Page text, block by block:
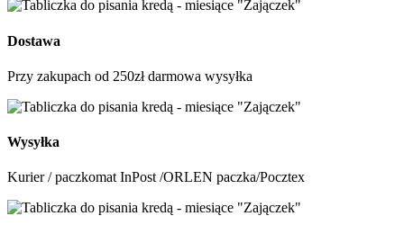
Dostawa
Przy zakupach od 250zł darmowa wysyłka
Wysyłka
Kurier / paczkomat InPost /ORLEN paczka/Pocztex